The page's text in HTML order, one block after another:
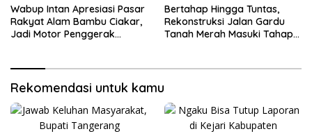
2032
Wabup Intan Apresiasi Pasar
Rakyat Alam Bambu Ciakar,
Jadi Motor Penggerak
Bertahap Hingga Tuntas,
Rekonstruksi Jalan Gardu
Tanah Merah Masuki Tahap
Rekomendasi untuk kamu